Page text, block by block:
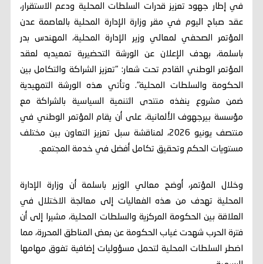
في إطار جهود تعزيز قدرات السلطات المحلية ودعم الاستقرار،
عقد صباح اليوم في مقر وزارة الإدارة المحلية بالعاصمة عدن
المؤتمر الصحفي لمعالي وزير الإدارة المحلية، المهندس بدر
باسلمة، بهدف الإعلان عن الورشة التحضيرية تمعيديه لعقد
المؤتمر الوطني القادم تحت شعار: "تعزيز الشراكة والتكامل بين
الحكومة والسلطات المحلية". وتأتي هذه الورشة التمهيدية
ضمن مشروع ينفذه منتدى التنمية السياسية بالشراكة مع
مؤسسة بيرجهوف الألمانية، على أن يقام المؤتمر الوطني في
منتصف يونيو 2026، لمناقشة سبل تعزيز التعاون بين مختلف
مستويات الحكم وتحقيق تكامل أفضل في خدمة المجتمع.
وخلال المؤتمر، أوضح معالي الوزير باسلمة أن وزارة الإدارة
المحلية تهدف من هذه الفعاليات إلى معالجة الاختلال في
العلاقة بين الحكومة المركزية والسلطات المحلية، مشيرا إلى أن
فترة الحرب شهدت غياب الحكومة عن بعض المناطق المحررة، مما
اضطر السلطات المحلية لتحمل مسؤوليات إضافية تفوق مهامها